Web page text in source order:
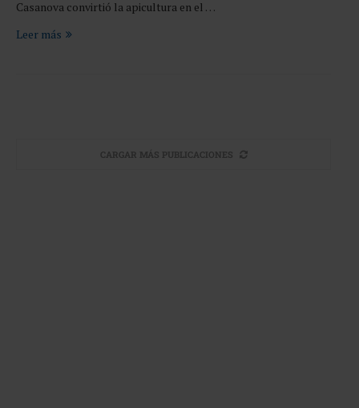
Casanova convirtió la apicultura en el …
Leer más
CARGAR MÁS PUBLICACIONES